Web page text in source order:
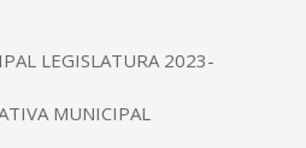
LEGISLATURA 2023-
MUNICIPAL